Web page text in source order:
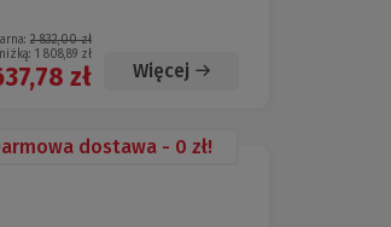
2 832,00 zł
1 808,89 zł
zł Więcej
dostawa - 0 zł!